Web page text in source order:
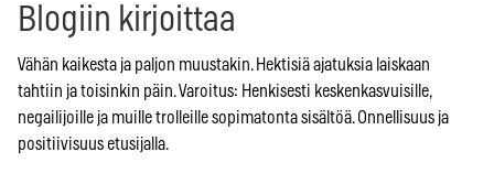
Blogiin kirjoittaa
Vähän kaikesta ja paljon muustakin. Hektisiä ajatuksia laiskaan
tahtiin ja toisinkin päin. Varoitus: Henkisesti keskenkasvuisille,
negailijoille ja muille trolleille sopimatonta sisältöä. Onnellisuus ja
positiivisuus etusijalla.